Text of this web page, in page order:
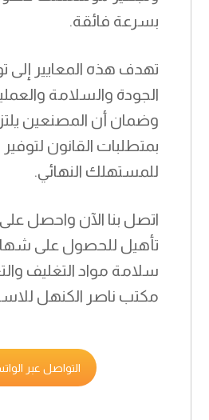
بسرعة فائقة.
تهدف هذه المعايير إلى
الجودة والسلامة
وضمان أن المصنعين
بمتطلبات القانون
للمستهلك النهائي.
اتصل بنا الآن واحصل
تأهيل للحصول على
مكتب ناصر الكنهل
التواصل عبر